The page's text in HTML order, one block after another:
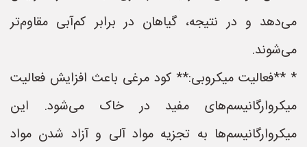
می‌دهد و در نتیجه، گیاهان در برابر کم‌آبی مقاوم‌تر
می‌شوند.
* **فعالیت میکروبی:** کود مرغی باعث افزایش فعالیت
میکروارگانیسم‌های مفید در خاک می‌شود. این
میکروارگانیسم‌ها به تجزیه مواد آلی و آزاد شدن مواد